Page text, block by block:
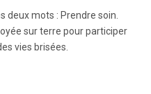
deux mots : Prendre soin.
sur terre pour participer
vies brisées.